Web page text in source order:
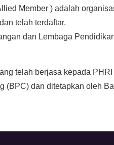
Member ) adalah
telah terdaftar.
dan Lembaga
telah berjasa kepada
(BPC) dan ditetapkan oleh